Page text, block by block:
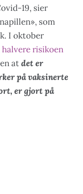
19, sier
som
I oktober
halvere risikoen
atdet er
på vaksinerte
er gjort på